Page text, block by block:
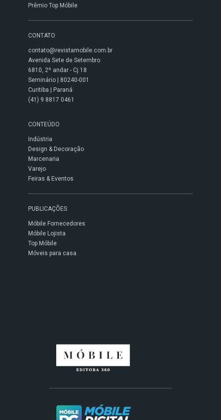
Prêmio Top Móbile
CONTATO
contato@revistamobile.com.br
Avenida Sete de Setembro
6810, 2º andar - Cj 18
Seminário | 80240-001
Curitiba | Paraná
(41) 9 8817 0461
CONTEÚDO
Indústria
Design & Decoração
Marcenaria
Varejo
Feiras & Eventos
PUBLICAÇÕES
Móbile Fornecedores
Móbile Lojista
Top Móbile
Móveis para casa